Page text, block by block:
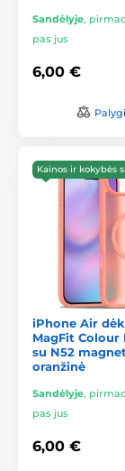
Sandėlyje,
pas jus
6,00 €
Kainos ir kokybės
iPhone Air
MagFit Colour
su N52
oranžinė
Sandėlyje,
pas jus
6,00 €